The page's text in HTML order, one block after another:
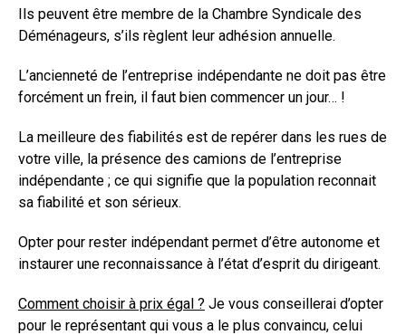
Ils peuvent être membre de la Chambre Syndicale des
Déménageurs, s’ils règlent leur adhésion annuelle.
L’ancienneté de l’entreprise indépendante ne doit pas être
forcément un frein, il faut bien commencer un jour… !
La meilleure des fiabilités est de repérer dans les rues de
votre ville, la présence des camions de l’entreprise
indépendante ; ce qui signifie que la population reconnait
sa fiabilité et son sérieux.
Opter pour rester indépendant permet d’être autonome et
instaurer une reconnaissance à l’état d’esprit du dirigeant.
Comment choisir à prix égal ? Je vous conseillerai d’opter
pour le représentant qui vous a le plus convaincu, celui